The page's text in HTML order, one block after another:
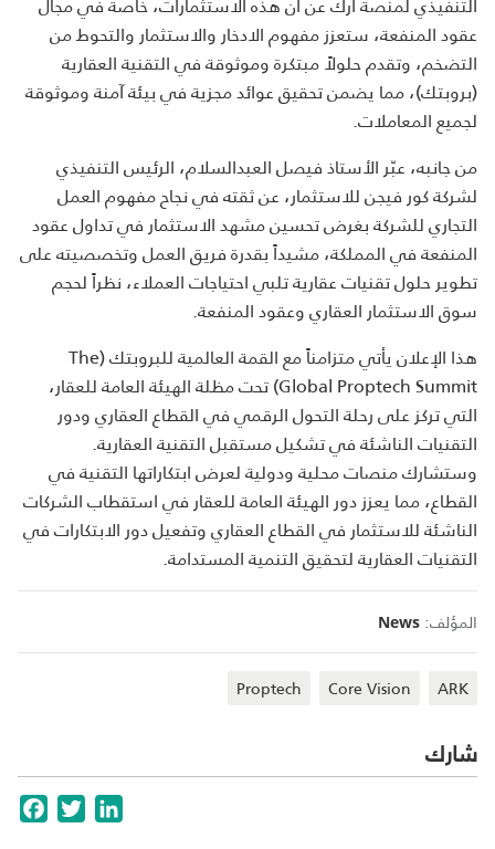
عقود المنفعة، ستعزز مفهوم الادخار والاستثمار والتحوط من
التضخم، وتقدم حلولاً مبتكرة وموثوقة في التقنية العقارية
(بروبتك)، مما يضمن تحقيق عوائد مجزية في بيئة آمنة وموثوقة
لجميع المعاملات.
من جانبه، عبّر الأستاذ فيصل العبدالسلام، الرئيس التنفيذي
لشركة كور فيجن للاستثمار، عن ثقته في نجاح مفهوم العمل
التجاري للشركة بغرض تحسين مشهد الاستثمار في تداول عقود
المنفعة في المملكة، مشيداً بقدرة فريق العمل وتخصصيته على
تطوير حلول تقنيات عقارية تلبي احتياجات العملاء، نظراً لحجم
سوق الاستثمار العقاري وعقود المنفعة.
هذا الإعلان يأتي متزامناً مع القمة العالمية للبروبتك (The
Global Proptech Summit) تحت مظلة الهيئة العامة للعقار،
التي تركز على رحلة التحول الرقمي في القطاع العقاري ودور
التقنيات الناشئة في تشكيل مستقبل التقنية العقارية.
وستشارك منصات محلية ودولية لعرض ابتكاراتها التقنية في
القطاع، مما يعزز دور الهيئة العامة للعقار في استقطاب الشركات
الناشئة للاستثمار في القطاع العقاري وتفعيل دور الابتكارات في
التقنيات العقارية لتحقيق التنمية المستدامة.
المؤلف: News
ARK
Core Vision
Proptech
شارك
TwitterLinkedIn